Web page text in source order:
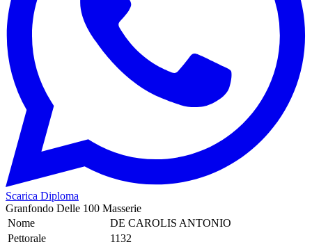
Scarica Diploma
Granfondo Delle 100 Masserie
Nome
DE CAROLIS ANTONIO
Pettorale
1132